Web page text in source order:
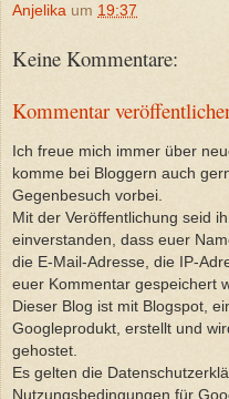
Anjelika um 19:37
Keine Kommentare:
Kommentar
Ich freue mich immer über
komme bei Bloggern auch
Gegenbesuch vorbei.
Mit der Veröffentlichung seid
einverstanden, dass euer
die E-Mail-Adresse, die IP-
euer Kommentar gespeichert
Dieser Blog ist mit Blogspot,
Googleprodukt, erstellt und
gehostet.
Es gelten die
Nutzungsbedingungen für